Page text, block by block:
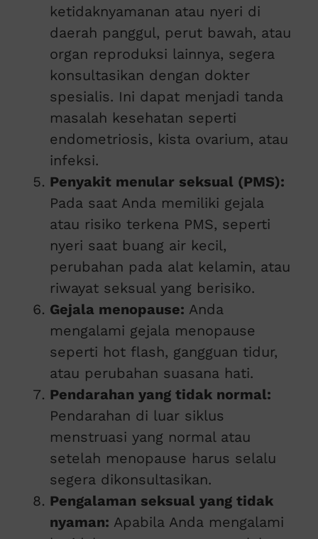
ketidaknyamanan atau nyeri di
daerah panggul, perut bawah, atau
organ reproduksi lainnya, segera
konsultasikan dengan dokter
spesialis. Ini dapat menjadi tanda
masalah kesehatan seperti
endometriosis, kista ovarium, atau
infeksi.
Penyakit menular seksual (PMS):
Pada saat Anda memiliki gejala
atau risiko terkena PMS, seperti
nyeri saat buang air kecil,
perubahan pada alat kelamin, atau
riwayat seksual yang berisiko.
Gejala menopause: Anda
mengalami gejala menopause
seperti hot flash, gangguan tidur,
atau perubahan suasana hati.
Pendarahan yang tidak normal:
Pendarahan di luar siklus
menstruasi yang normal atau
setelah menopause harus selalu
segera dikonsultasikan.
Pengalaman seksual yang tidak
nyaman: Apabila Anda mengalami